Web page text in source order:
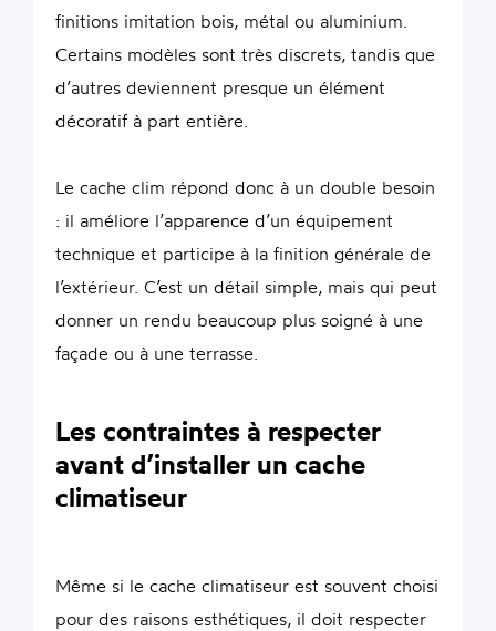
finitions imitation bois, métal ou aluminium.
Certains modèles sont très discrets, tandis que
d’autres deviennent presque un élément
décoratif à part entière.
Le cache clim répond donc à un double besoin
: il améliore l’apparence d’un équipement
technique et participe à la finition générale de
l’extérieur. C’est un détail simple, mais qui peut
donner un rendu beaucoup plus soigné à une
façade ou à une terrasse.
Les contraintes à respecter
avant d’installer un cache
climatiseur
Même si le cache climatiseur est souvent choisi
pour des raisons esthétiques, il doit respecter